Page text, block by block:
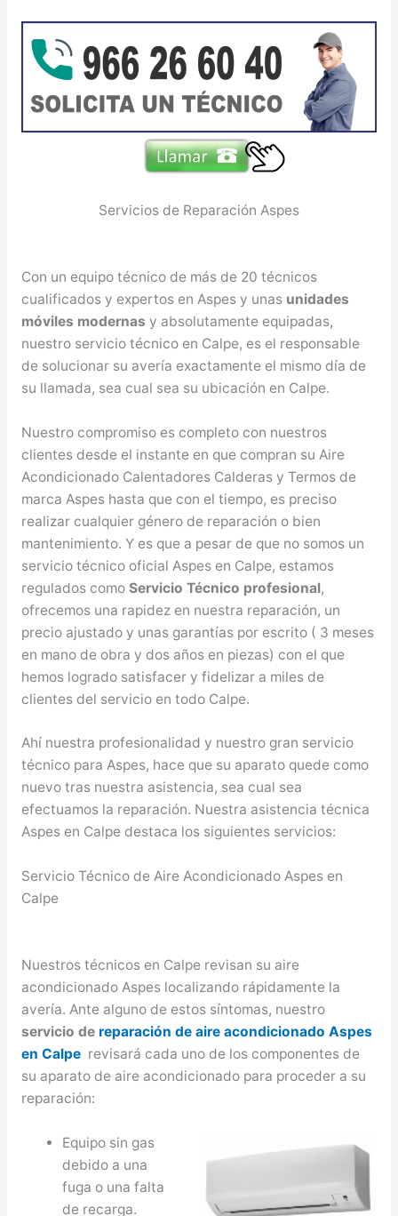
Servicios de Reparación Aspes
Con un equipo técnico de más de 20 técnicos
cualificados y expertos en Aspes y unas unidades
móviles modernas y absolutamente equipadas,
nuestro servicio técnico en Calpe, es el responsable
de solucionar su avería exactamente el mismo día de
su llamada, sea cual sea su ubicación en Calpe.
Nuestro compromiso es completo con nuestros
clientes desde el instante en que compran su Aire
Acondicionado Calentadores Calderas y Termos de
marca Aspes hasta que con el tiempo, es preciso
realizar cualquier género de reparación o bien
mantenimiento. Y es que a pesar de que no somos un
servicio técnico oficial Aspes en Calpe, estamos
regulados como Servicio Técnico profesional,
ofrecemos una rapidez en nuestra reparación, un
precio ajustado y unas garantías por escrito ( 3 meses
en mano de obra y dos años en piezas) con el que
hemos logrado satisfacer y fidelizar a miles de
clientes del servicio en todo Calpe.
Ahí nuestra profesionalidad y nuestro gran servicio
técnico para Aspes, hace que su aparato quede como
nuevo tras nuestra asistencia, sea cual sea
efectuamos la reparación. Nuestra asistencia técnica
Aspes en Calpe destaca los siguientes servicios:
Servicio Técnico de Aire Acondicionado Aspes en
Calpe
Nuestros técnicos en Calpe revisan su aire
acondicionado Aspes localizando rápidamente la
avería. Ante alguno de estos síntomas, nuestro
servicio dereparación de aire acondicionado Aspes
en Calpe revisará cada uno de los componentes de
su aparato de aire acondicionado para proceder a su
reparación:
Equipo sin gas
debido a una
fuga o una falta
de recarga.